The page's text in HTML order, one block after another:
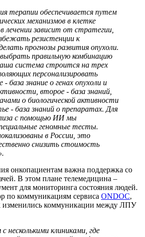
терапии обеспечивается путем
механизмов в клетке
лечении зависит от стратегии,
резистенции к
прогнозы развития опухоли.
правильную комбинацию
система строится на трех
персонализировать
- база знание о генах опухоли и
второе - база знаний,
о биологической активности
- база знаний о препаратах. Для
с помощью ИИ мы
геномные тесты.
в России, это
снизить стоимость
онкопациентам важна поддержка со
В этом плане телемедицина –
для мониторинга состояния людей.
по коммуникациям сервиса ONDOC,
изменились коммуникации между ЛПУ
несколькими клиниками, где